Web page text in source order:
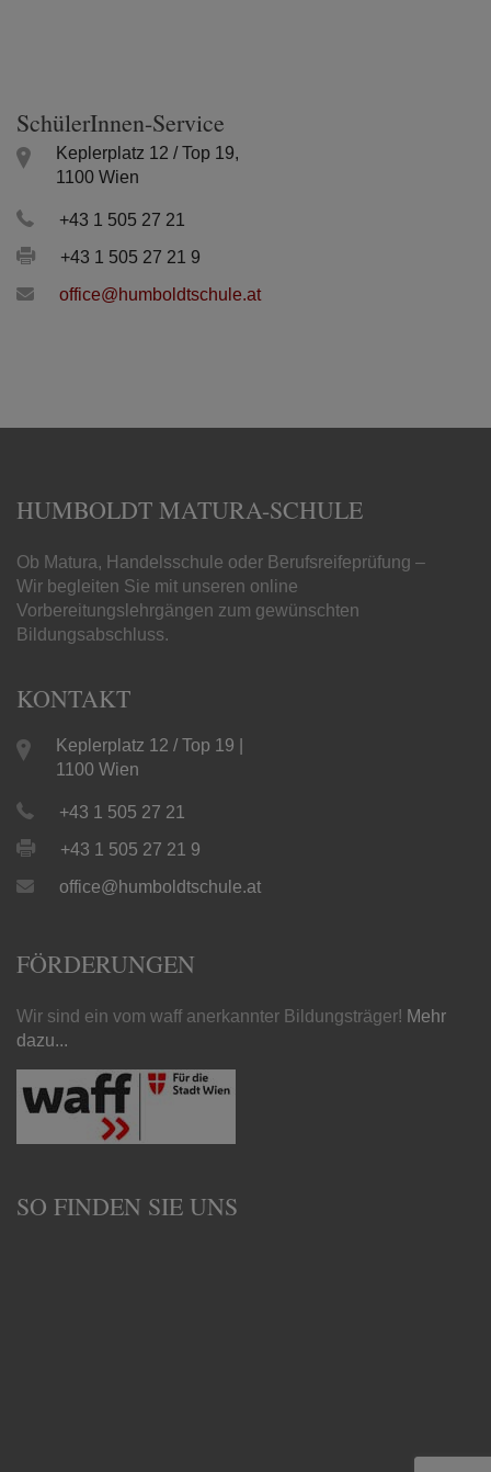
SchülerInnen-Service
Keplerplatz 12 / Top 19,
1100 Wien
+43 1 505 27 21
+43 1 505 27 21 9
office@humboldtschule.at
HUMBOLDT MATURA-SCHULE
Ob Matura, Handelsschule oder Berufsreifeprüfung –
Wir begleiten Sie mit unseren online
Vorbereitungslehrgängen zum gewünschten
Bildungsabschluss.
KONTAKT
Keplerplatz 12 / Top 19 |
1100 Wien
+43 1 505 27 21
+43 1 505 27 21 9
office@humboldtschule.at
FÖRDERUNGEN
Wir sind ein vom waff anerkannter Bildungsträger! Mehr
dazu...
SO FINDEN SIE UNS